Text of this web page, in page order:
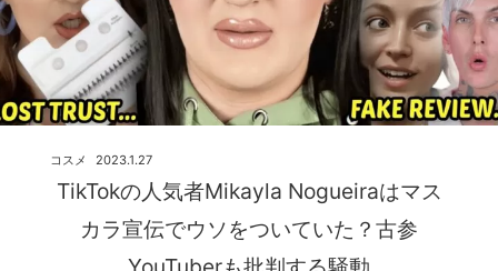
TikTokの人気者Mikayla Nogueiraはマス
カラ宣伝でウソをついていた？古参
2023.1.27
コスメ